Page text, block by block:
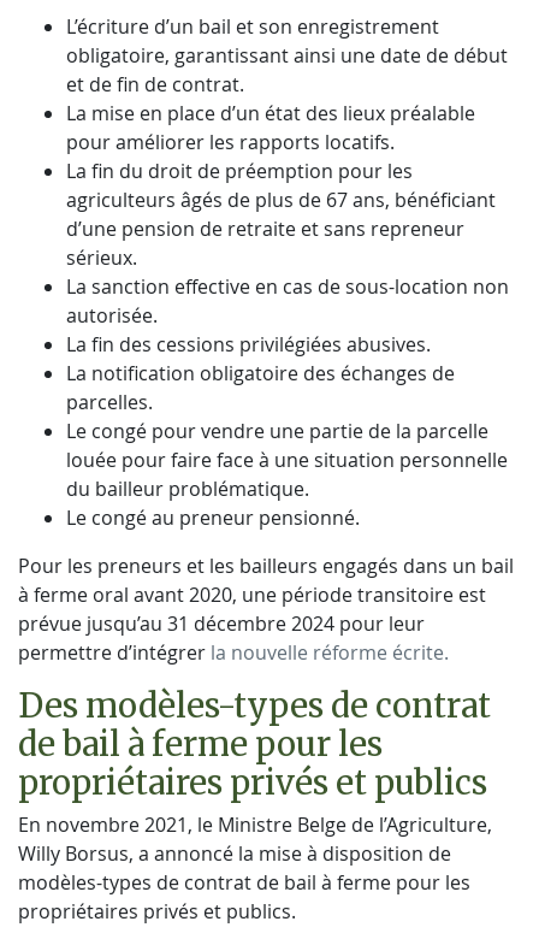
L’écriture d’un bail et son enregistrement
obligatoire, garantissant ainsi une date de début
et de fin de contrat.
La mise en place d’un état des lieux préalable
pour améliorer les rapports locatifs.
La fin du droit de préemption pour les
agriculteurs âgés de plus de 67 ans, bénéficiant
d’une pension de retraite et sans repreneur
sérieux.
La sanction effective en cas de sous-location non
autorisée.
La fin des cessions privilégiées abusives.
La notification obligatoire des échanges de
parcelles.
Le congé pour vendre une partie de la parcelle
louée pour faire face à une situation personnelle
du bailleur problématique.
Le congé au preneur pensionné.
Pour les preneurs et les bailleurs engagés dans un bail
à ferme oral avant 2020, une période transitoire est
prévue jusqu’au 31 décembre 2024 pour leur
permettre d’intégrer la nouvelle réforme écrite.
Des modèles-types de contrat
de bail à ferme pour les
propriétaires privés et publics
En novembre 2021, le Ministre Belge de l’Agriculture,
Willy Borsus, a annoncé la mise à disposition de
modèles-types de contrat de bail à ferme pour les
propriétaires privés et publics.